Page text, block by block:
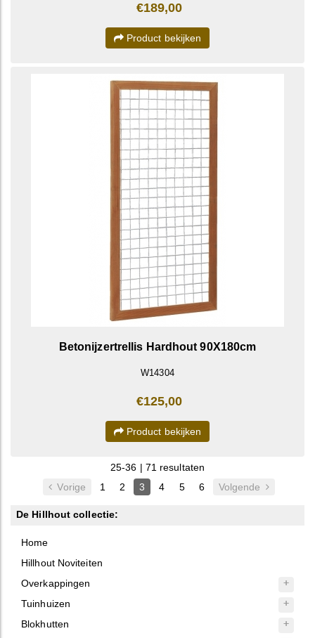
€189,00
Product bekijken
Betonijzertrellis Hardhout 90X180cm
W14304
€125,00
Product bekijken
25-36 | 71 resultaten
Vorige
1 2 3 4 5 6 Volgende
De Hillhout collectie:
Home
Hillhout Noviteiten
Overkappingen
Tuinhuizen
Blokhutten